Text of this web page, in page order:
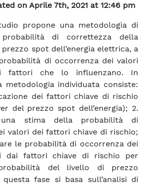
on Aprile 7th, 2021 at 12:46 pm
propone una metodologia di
di correttezza della
spot dell’energia elettrica, a
di occorrenza dei valori
fattori che lo influenzano. In
metodologia individuata consiste:
dei fattori chiave di rischio
del prezzo spot dell’energia); 2.
stima della probabilità di
valori dei fattori chiave di rischio;
le probabilità di occorrenza dei
dai fattori chiave di rischio per
del livello di prezzo
questa fase si basa sull’analisi di